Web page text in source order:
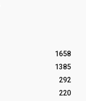
1658
1385
292
220